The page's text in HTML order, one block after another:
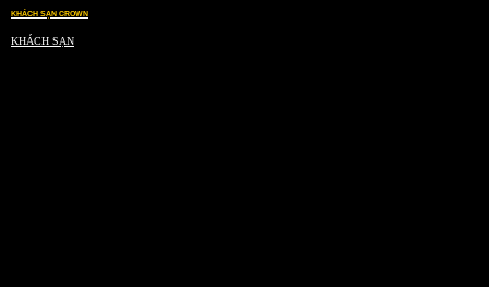
KHÁCH SẠN CROWN
KHÁCH SẠN